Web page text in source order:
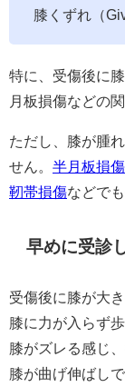
膝くずれ（
特に、受傷後に
月板損傷などの
ただし、膝が腫
せん。 半月板損傷
靭帯損傷などで
早めに受診
受傷後に膝が大
膝に力が入らず
膝がズレる感じ
膝が曲げ伸ばし